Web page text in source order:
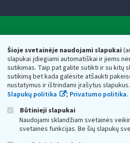
Šioje svetainėje naudojami slapukai
slapukai įdiegiami automatiškai ir jiems
sutikimas. Taip pat galite sutikti ir su kitų
sutikimą bet kada galėsite atšaukti
nustatymus ir ištrindami įrašytus
Slapukų politika
; Privatumo politika.
Būtinieji slapukai
Naudojami sklandžiam svetainės
svetainės funkcijas. Be šių slapukų
Respublikos finansų
Biudžetinė įstaiga. Juridinio asmens kodas
adresas: Vasario 16-osios g. 14, 01107
vmi@vmi.lt, E. pristatymo dėžutės adresas
Duomenys apie Valstybinę mokesčių
Respublikos finansų ministerijos kaupiami